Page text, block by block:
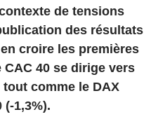
de tensions
des résultats
croire les premières
40 se dirige vers
comme le DAX
(-1,3%).